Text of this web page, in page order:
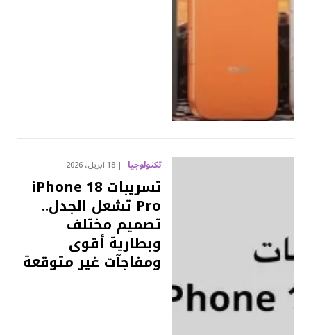
تكنولوجيا 18 أبريل، 2026
تسريبات iPhone 18
Pro تشعل الجدل..
تصميم مختلف
وبطارية أقوى
ومفاجآت غير متوقعة